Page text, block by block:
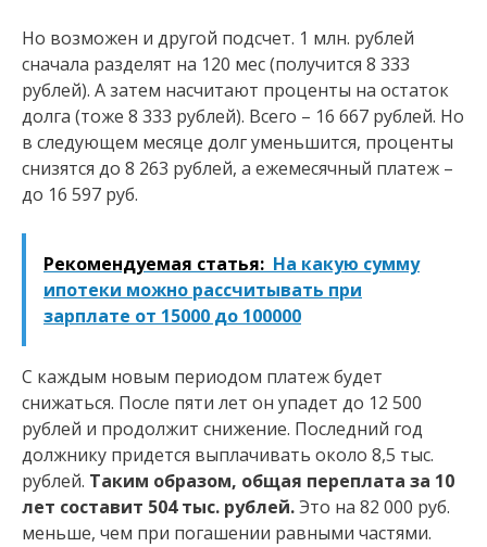
Но возможен и другой подсчет. 1 млн. рублей
сначала разделят на 120 мес (получится 8 333
рублей). А затем насчитают проценты на остаток
долга (тоже 8 333 рублей). Всего – 16 667 рублей. Но
в следующем месяце долг уменьшится, проценты
снизятся до 8 263 рублей, а ежемесячный платеж –
до 16 597 руб.
Рекомендуемая статья: На какую сумму
ипотеки можно рассчитывать при
зарплате от 15000 до 100000
С каждым новым периодом платеж будет
снижаться. После пяти лет он упадет до 12 500
рублей и продолжит снижение. Последний год
должнику придется выплачивать около 8,5 тыс.
рублей. Таким образом, общая переплата за 10
лет составит 504 тыс. рублей.Это на 82 000 руб.
меньше, чем при погашении равными частями.